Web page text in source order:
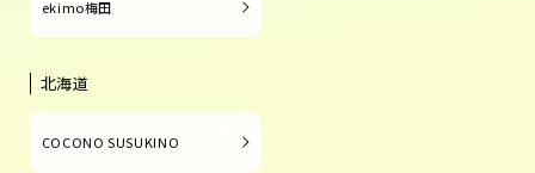
ekimo梅田
北海道
COCONO SUSUKINO